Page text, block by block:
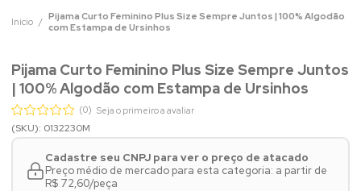
Início
Pijama Curto Feminino Plus Size Sempre Juntos | 100% Algodão
com Estampa de Ursinhos
Pijama Curto Feminino Plus Size Sempre Juntos
| 100% Algodão com Estampa de Ursinhos
(0) Seja o primeiro a avaliar
(SKU): 0132230M
Cadastre seu CNPJ para ver o preço de atacado
Preço médio de mercado para esta categoria: a partir de
R$ 72,60/peça